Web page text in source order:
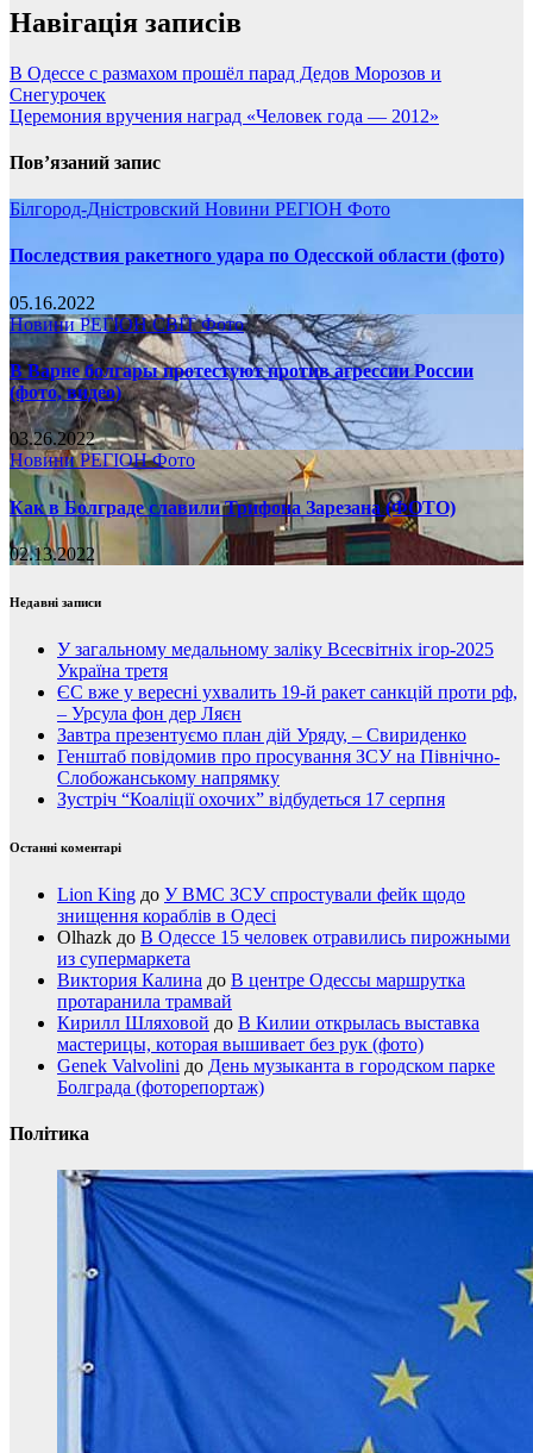
Навігація записів
В Одессе с размахом прошёл парад Дедов Морозов и
Снегурочек
Церемония вручения наград «Человек года — 2012»
Пов’язаний запис
Білгород-Дністровский Новини РЕГІОН Фото
Последствия ракетного удара по Одесской области (фото)
05.16.2022
НовиниРЕГІОНСВІТФото
В Варне болгары протестуют против агрессии России
(фото, видео)
03.26.2022
НовиниРЕГІОНФото
Как в Болграде славили Трифона Зарезана (ФОТО)
02.13.2022
Недавні записи
У загальному медальному заліку Всесвітніх ігор-2025
Україна третя
ЄС вже у вересні ухвалить 19-й ракет санкцій проти рф,
– Урсула фон дер Ляєн
Завтра презентуємо план дій Уряду, – Свириденко
Генштаб повідомив про просування ЗСУ на Північно-
Слобожанському напрямку
Зустріч “Коаліції охочих” відбудеться 17 серпня
Останні коментарі
Lion King до У ВМС ЗСУ спростували фейк щодо
знищення кораблів в Одесі
Olhazk до В Одессе 15 человек отравились пирожными
из супермаркета
Виктория Калина до В центре Одессы маршрутка
протаранила трамвай
Кирилл Шляховой до В Килии открылась выставка
мастерицы, которая вышивает без рук (фото)
Genek Valvolini до День музыканта в городском парке
Болграда (фоторепортаж)
Політика